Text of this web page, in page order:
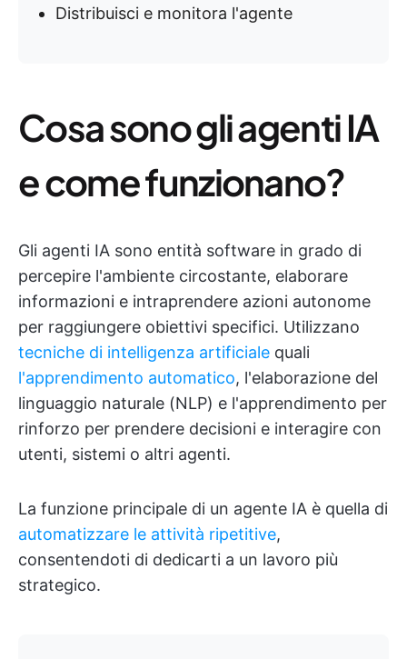
Distribuisci e monitora l'agente
Cosa sono gli agenti IA
e come funzionano?
Gli agenti IA sono entità software in grado di
percepire l'ambiente circostante, elaborare
informazioni e intraprendere azioni autonome
per raggiungere obiettivi specifici. Utilizzano
tecniche di intelligenza artificiale quali
l'apprendimento automatico, l'elaborazione del
linguaggio naturale (NLP) e l'apprendimento per
rinforzo per prendere decisioni e interagire con
utenti, sistemi o altri agenti.
La funzione principale di un agente IA è quella di
automatizzare le attività ripetitive,
consentendoti di dedicarti a un lavoro più
strategico.